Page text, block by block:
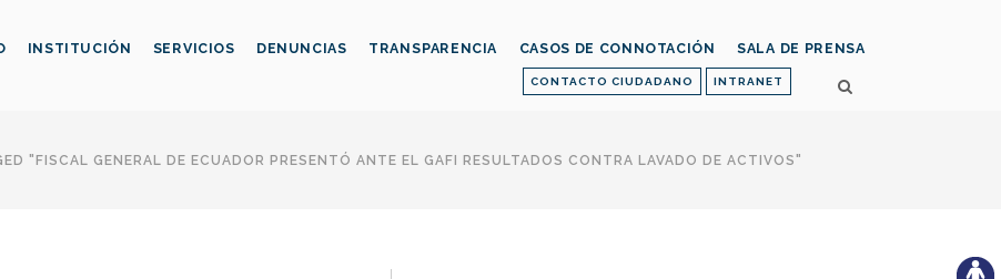
CONTACTO CIUDADANO INTRANET
INSTITUCIÓN SERVICIOS DENUNCIAS TRANSPARENCIA CASOS DE CONNOTACIÓN SALA DE PRENSA
"FISCAL GENERAL DE ECUADOR PRESENTÓ ANTE EL GAFI RESULTADOS CONTRA LAVADO DE ACTIVOS"